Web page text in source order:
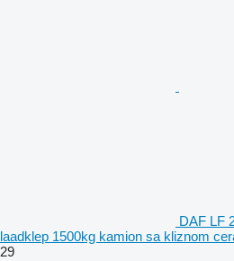
DAF LF
laadklep 1500kg kamion sa kliznom
29